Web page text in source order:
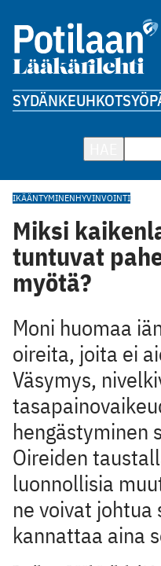
SYDÄNKEUHKOT
IKÄÄNTYMINENHYVINVOINTI
Miksi
tuntuvat
myötä?
Moni huomaa
oireita, joita ei
Väsymys,
hengästyminen
Oireiden
luonnollisia
ne voivat
kannattaa aina